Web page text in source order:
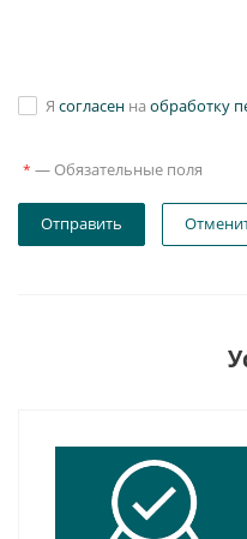
Я согласен на обработку
* — Обязательные поля
Отправить